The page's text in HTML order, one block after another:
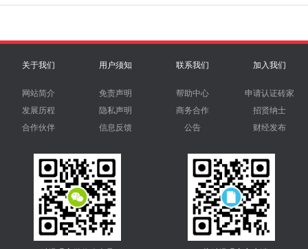
关于我们
网站简介
发展历程
合作伙伴
用户须知
免责声明
隐私声明
信息反馈
联系我们
帮助中心
商务合作
公告
加入我们
申请认证砖家
招贤纳士
财经发布